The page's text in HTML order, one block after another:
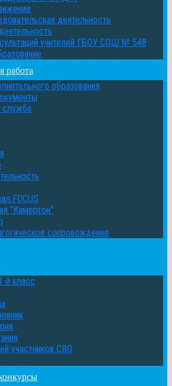
деятельность
учителей ГБОУ СОШ № 548
работа
образования
служба
FOCUS
"Камертон"
сопровождение
й класс
участников СВО